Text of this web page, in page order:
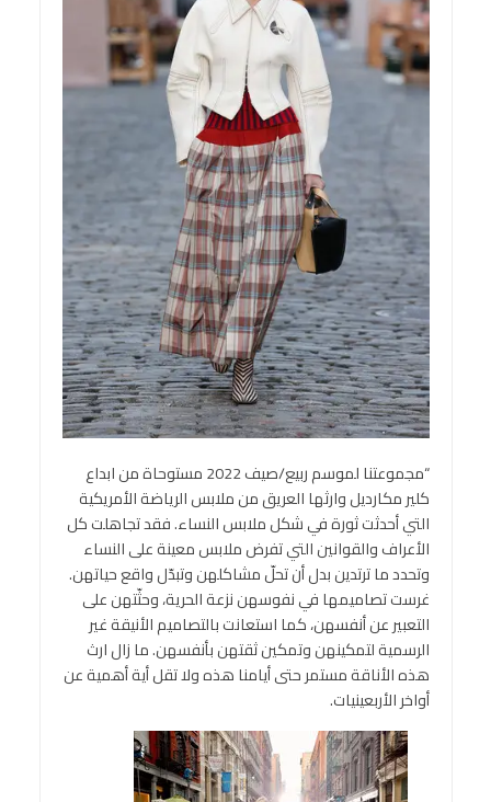
“مجموعتنا لموسم ربيع/صيف 2022 مستوحاة من ابداع
كلير مكارديل وارثها العريق من ملابس الرياضة الأمريكية
التي أحدثت ثورة في شكل ملابس النساء. فقد تجاهلت كل
الأعراف والقوانين التي تفرض ملابس معينة على النساء
وتحدد ما ترتدين بدل أن تحلّ مشاكلهن وتبدّل واقع حياتهن.
غرست تصاميمها في نفوسهن نزعة الحرية، وحثّتهن على
التعبير عن أنفسهن، كما استعانت بالتصاميم الأنيقة غير
الرسمية لتمكينهن وتمكين ثقتهن بأنفسهن. ما زال ارث
هذه الأناقة مستمر حتى أيامنا هذه ولا تقل أية أهمية عن
أواخر الأربعينيات.